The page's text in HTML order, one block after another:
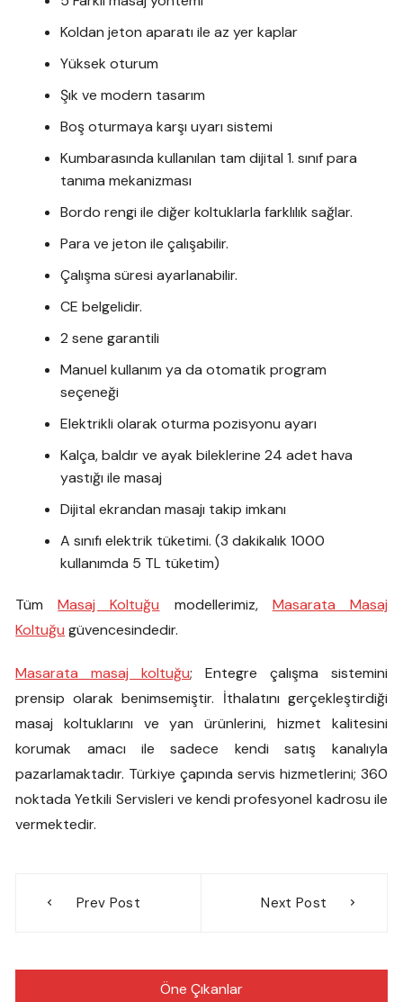
Koldan jeton aparatı ile az yer kaplar
Yüksek oturum
Şık ve modern tasarım
Boş oturmaya karşı uyarı sistemi
Kumbarasında kullanılan tam dijital 1. sınıf para
tanıma mekanizması
Bordo rengi ile diğer koltuklarla farklılık sağlar.
Para ve jeton ile çalışabilir.
Çalışma süresi ayarlanabilir.
CE belgelidir.
2 sene garantili
Manuel kullanım ya da otomatik program
seçeneği
Elektrikli olarak oturma pozisyonu ayarı
Kalça, baldır ve ayak bileklerine 24 adet hava
yastığı ile masaj
Dijital ekrandan masajı takip imkanı
A sınıfı elektrik tüketimi. (3 dakikalık 1000
kullanımda 5 TL tüketim)
TümMasaj Koltuğu modellerimiz, Masarata Masaj
Koltuğu güvencesindedir.
Masarata masaj koltuğu; Entegre çalışma sistemini
prensip olarak benimsemiştir. İthalatını gerçekleştirdiği
masaj koltuklarını ve yan ürünlerini, hizmet kalitesini
korumak amacı ile sadece kendi satış kanalıyla
pazarlamaktadır. Türkiye çapında servis hizmetlerini; 360
noktada Yetkili Servisleri ve kendi profesyonel kadrosu ile
vermektedir.
gezinmesi
Prev Post Next Post
Öne Çıkanlar